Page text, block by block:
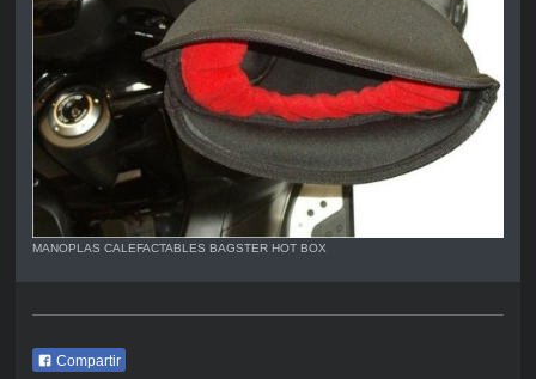
MANOPLAS CALEFACTABLES BAGSTER HOT BOX
Compartir